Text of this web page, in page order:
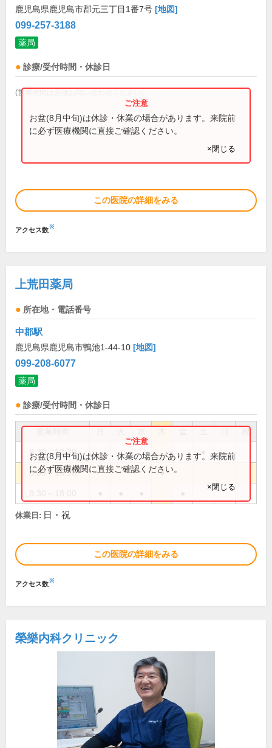
鹿児島県鹿児島市郡元三丁目1番7号 [地図]
099-257-3188
薬局
診療/受付時間・休診日
(営業時間は直接お問い合わせください)
お盆(8月中旬)は休診・休業の場合があります。来院前
に必ず医療機関に直接ご確認ください。
×閉じる
この医院の詳細をみる
アクセス数※
上荒田薬局
所在地・電話番号
中郡駅
鹿児島県鹿児島市鴨池1-44-10 [地図]
099-208-6077
薬局
診療/受付時間・休診日
祝
8:30～12:30
8:30～16:30 ●
お盆(8月中旬)は休診・休業の場合があります。来院前
に必ず医療機関に直接ご確認ください。
×閉じる
休業日: 日・祝
この医院の詳細をみる
アクセス数※
榮樂内科クリニック